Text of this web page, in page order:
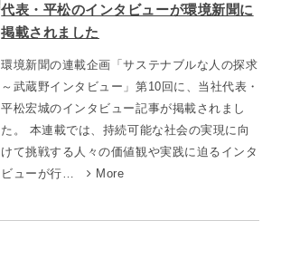
代表・平松のインタビューが環境新聞に
掲載されました
環境新聞の連載企画「サステナブルな人の探求
～武蔵野インタビュー」第10回に、当社代表・
平松宏城のインタビュー記事が掲載されまし
た。 本連載では、持続可能な社会の実現に向
けて挑戦する人々の価値観や実践に迫るインタ
ビューが行…
More